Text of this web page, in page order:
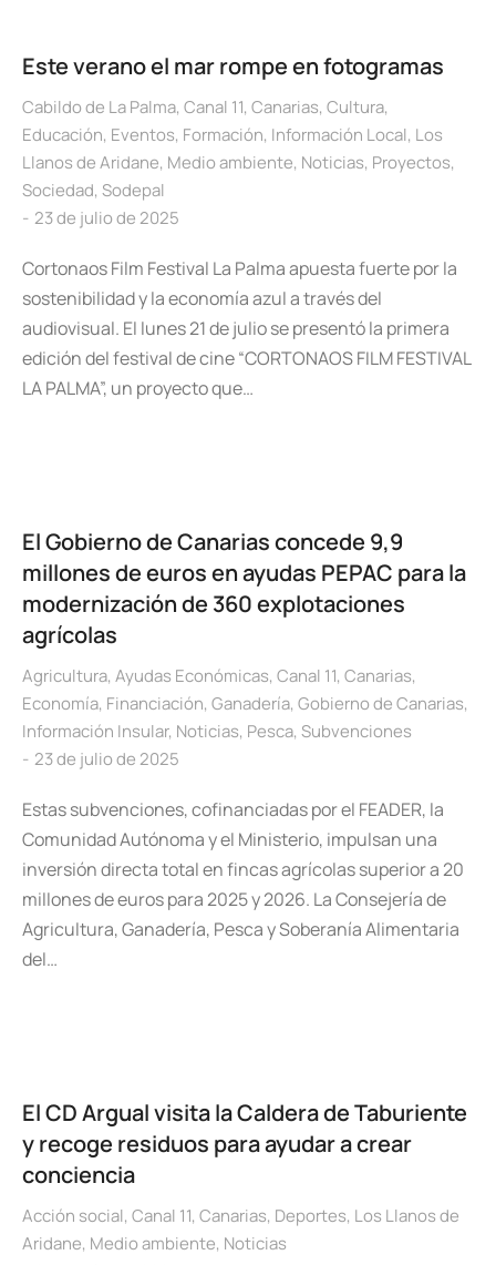
Este verano el mar rompe en fotogramas
Cabildo de La Palma, Canal 11, Canarias, Cultura,
Educación, Eventos, Formación, Información Local, Los
Llanos de Aridane, Medio ambiente, Noticias, Proyectos,
Sociedad, Sodepal
23 de julio de 2025
Cortonaos Film Festival La Palma apuesta fuerte por la
sostenibilidad y la economía azul a través del
audiovisual. El lunes 21 de julio se presentó la primera
edición del festival de cine “CORTONAOS FILM FESTIVAL
LA PALMA”, un proyecto que…
El Gobierno de Canarias concede 9,9
millones de euros en ayudas PEPAC para la
modernización de 360 explotaciones
agrícolas
Agricultura, Ayudas Económicas, Canal 11, Canarias,
Economía, Financiación, Ganadería, Gobierno de Canarias,
Información Insular, Noticias, Pesca, Subvenciones
23 de julio de 2025
Estas subvenciones, cofinanciadas por el FEADER, la
Comunidad Autónoma y el Ministerio, impulsan una
inversión directa total en fincas agrícolas superior a 20
millones de euros para 2025 y 2026. La Consejería de
Agricultura, Ganadería, Pesca y Soberanía Alimentaria
del…
El CD Argual visita la Caldera de Taburiente
y recoge residuos para ayudar a crear
conciencia
Acción social, Canal 11, Canarias, Deportes, Los Llanos de
Aridane, Medio ambiente, Noticias